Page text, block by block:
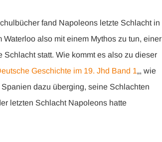
fand Napoleons letzte Schlacht in
also mit einem Mythos zu tun, einer
statt. Wie kommt es also zu dieser
Geschichte im 19. Jhd Band 1„, wie
dazu überging, seine Schlachten
letzten Schlacht Napoleons hatte